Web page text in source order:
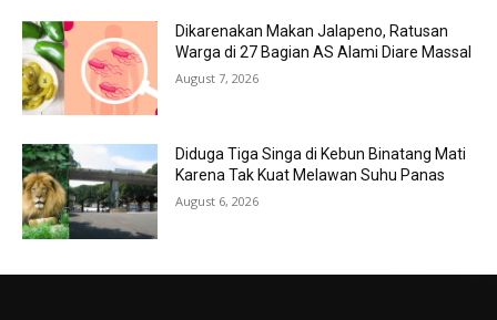
Dikarenakan Makan Jalapeno, Ratusan
Warga di 27 Bagian AS Alami Diare Massal
August 7, 2026
Diduga Tiga Singa di Kebun Binatang Mati
Karena Tak Kuat Melawan Suhu Panas
August 6, 2026